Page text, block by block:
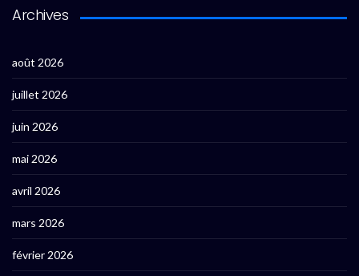
Archives
août 2026
juillet 2026
juin 2026
mai 2026
avril 2026
mars 2026
février 2026